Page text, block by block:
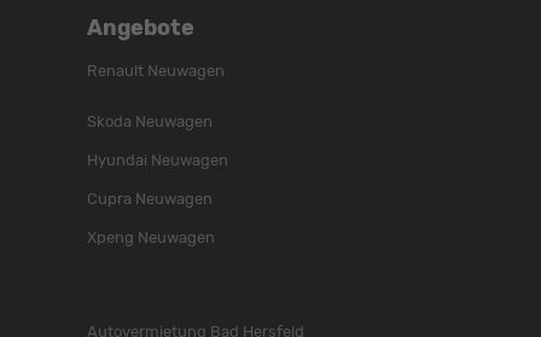
Angebote
Renault Neuwagen
Skoda Neuwagen
Hyundai Neuwagen
Cupra Neuwagen
Xpeng Neuwagen
Autovermietung Bad Hersfeld